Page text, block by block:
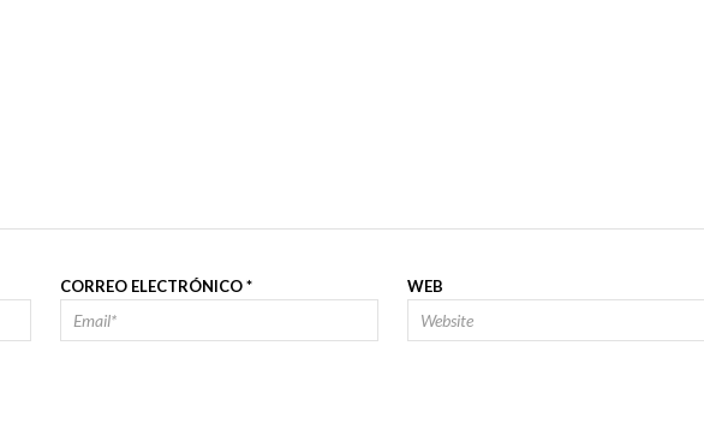
CORREO ELECTRÓNICO* WEB